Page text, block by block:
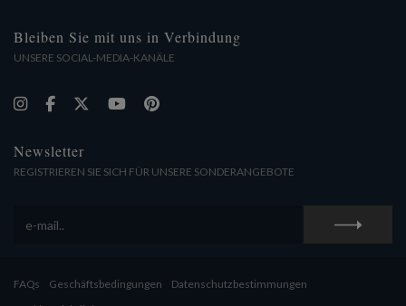
Bleiben Sie mit uns in Verbindung
UNSERE SOCIAL-MEDIA-KANÄLE
Newsletter
REGISTRIEREN SIE SICH FÜR UNSERE SONDERANGEBOTE
FAQs Geschäftsbedingungen
Datenschutzbestimmungen